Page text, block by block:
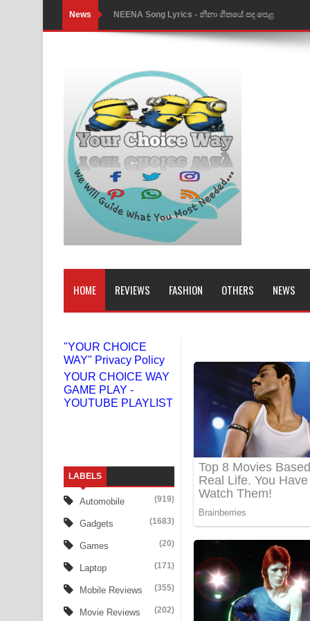
News NEENA Song Lyrics - නීනා ගීතයේ පද පෙළ
Ahimi Wimai Himi Song Lyrics - අහිමි විමයි හිමි
Mathaka Parana Song Lyrics - මතක පාරනා ගීතයේ
Nimnadhen Song Lyrics - නිම්නාදෙන් ගීතයේ පද පෙළ
Obamai Mage Adare Song Lyrics - ඔබමයි මගේ
Pansal Gihin Song Lyrics - පන්සල් ගිහිං ගීතයේ පද
Ankeliya Song Lyrics - අංකෙළිය ගීතයේ පද පෙළ
DEAR GOD Song Lyrics - ඩියර් ගෝඩ් ගීතයේ පද පෙළ
MANAMALA KATHA Song Lyrics - මනමාල කතා
Niwuna Numba Hinda Song Lyrics - නිවුනා නුඹ
Numba Dun Aadare Song Lyrics - නුඹ දුන් ආදරේ
Liyamuda Dan Anagathe Song Lyrics - ලියමුද
Doni Song Lyrics - දෝණි ගීතයේ පද පෙළ
Benthara Palame Song Lyrics - බෙන්තර පාලමේ
Sanda Babalena Song Lyrics - සඳ බැබලෙන ගීතයේ
Adare Wadi Nisa Song Lyrics - ආදරේ වැඩි නිසා
UNUHUMA Song Lyrics - උණුහුම ගීතයේ පද පෙළ
Katakara Song Lyrics - කටකාර ගීතයේ පද පෙළ
HOME REVIEWS FASHION OTHERS NEWS
"YOUR CHOICE
WAY" Privacy Policy
YOUR CHOICE WAY
GAME PLAY -
YOUTUBE PLAYLIST
LABELS
Automobile (919)
Gadgets (1683)
Games (20)
Laptop (171)
Mobile Reviews (355)
Movie Reviews (202)